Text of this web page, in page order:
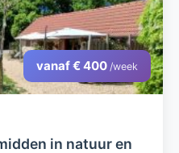
vanaf € 400 /week
in natuur en